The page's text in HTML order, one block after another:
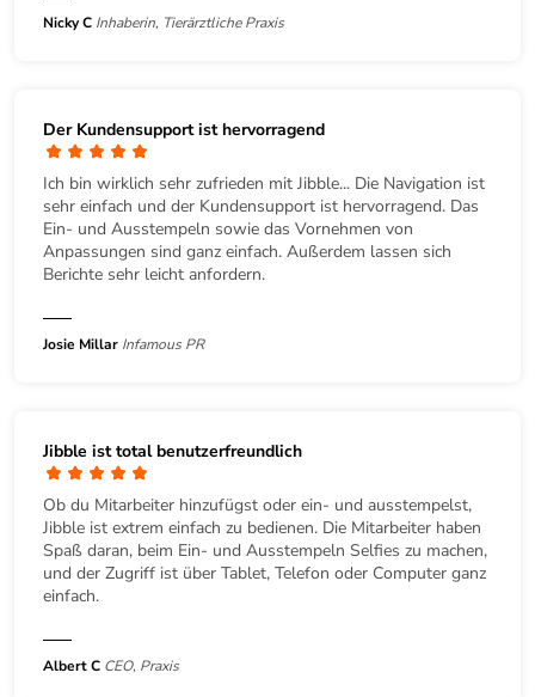
Nicky C Inhaberin, Tierärztliche Praxis
Der Kundensupport ist hervorragend
Ich bin wirklich sehr zufrieden mit Jibble... Die Navigation ist
sehr einfach und der Kundensupport ist hervorragend. Das
Ein- und Ausstempeln sowie das Vornehmen von
Anpassungen sind ganz einfach. Außerdem lassen sich
Berichte sehr leicht anfordern.
Josie Millar Infamous PR
Jibble ist total benutzerfreundlich
Ob du Mitarbeiter hinzufügst oder ein- und ausstempelst,
Jibble ist extrem einfach zu bedienen. Die Mitarbeiter haben
Spaß daran, beim Ein- und Ausstempeln Selfies zu machen,
und der Zugriff ist über Tablet, Telefon oder Computer ganz
einfach.
Albert C CEO, Praxis